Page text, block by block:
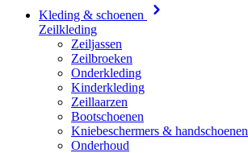
Kleding & schoenen
Zeilkleding
Zeiljassen
Zeilbroeken
Onderkleding
Kinderkleding
Zeillaarzen
Bootschoenen
Kniebeschermers & handschoenen
Onderhoud